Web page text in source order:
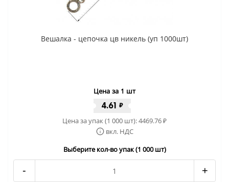
Вешалка - цепочка цв никель (уп 1000шт)
Цена за 1 шт
4.61 ₽
Цена за упак (1 000 шт):4469.76₽
вкл. НДС
Выберите кол-во упак (1 000 шт)
- +